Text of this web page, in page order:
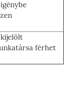
kijelölt
férhet